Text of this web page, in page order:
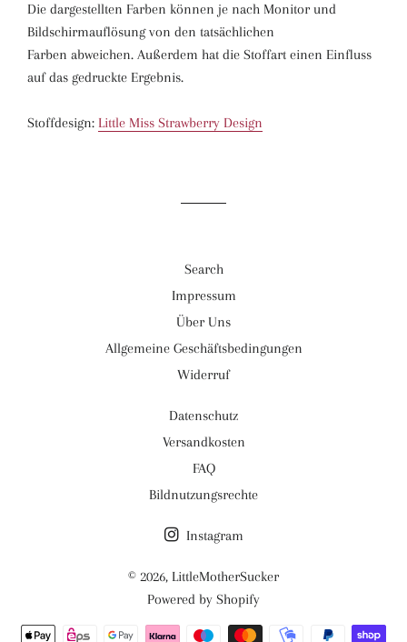
Die dargestellten Farben können je nach Monitor und
Bildschirmauflösung von den tatsächlichen
Farben abweichen. Außerdem hat die Stoffart einen Einfluss
auf das gedruckte Ergebnis.
Stoffdesign: Little Miss Strawberry Design
Search
Impressum
Über Uns
Allgemeine Geschäftsbedingungen
Widerruf
Datenschutz
Versandkosten
FAQ
Bildnutzungsrechte
Instagram
© 2026, LittleMotherSucker
Powered by Shopify
Zahlungsmethoden